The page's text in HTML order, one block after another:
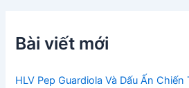
Bài viết mới
HLV Pep Guardiola Và Dấu Ấn